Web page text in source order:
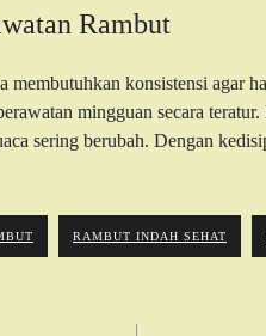
Rambut
membutuhkan konsistensi agar
mingguan secara
sering berubah. Dengan
RAMBUT INDAH SEHAT